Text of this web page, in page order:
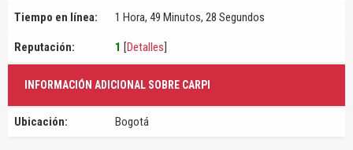
Tiempo en línea: 1 Hora, 49 Minutos, 28 Segundos
Reputación: 1 [Detalles]
INFORMACIÓN ADICIONAL SOBRE CARPI
Ubicación: Bogotá